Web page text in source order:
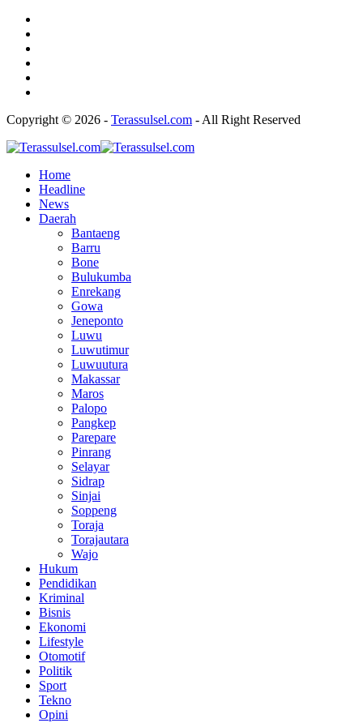
Copyright © 2026 - Terassulsel.com - All Right Reserved
Home
Headline
News
Daerah
Bantaeng
Barru
Bone
Bulukumba
Enrekang
Gowa
Jeneponto
Luwu
Luwutimur
Luwuutura
Makassar
Maros
Palopo
Pangkep
Parepare
Pinrang
Selayar
Sidrap
Sinjai
Soppeng
Toraja
Torajautara
Wajo
Hukum
Pendidikan
Kriminal
Bisnis
Ekonomi
Lifestyle
Otomotif
Politik
Sport
Tekno
Opini